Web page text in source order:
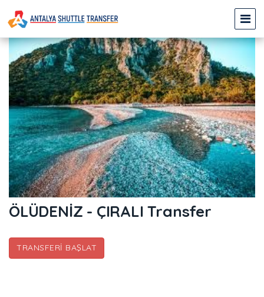
ÖLÜDENİZ - ÇIRALI Transfer
TRANSFERI BAŞLAT